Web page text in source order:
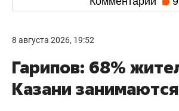
8 августа 2026, 19:52
Гарипов: 68%
Казани